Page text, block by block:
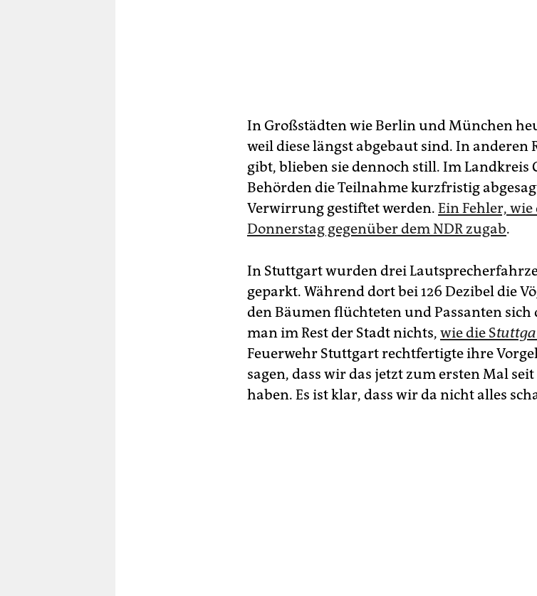
In Großstädten wie Berlin und München
weil diese längst abgebaut sind. In anderen
gibt, blieben sie dennoch still. Im Landkreis
Behörden die Teilnahme kurzfristig
Verwirrung gestiftet werden. Ein Fehler,
Donnerstag gegenüber dem NDR zugab.
In Stuttgart wurden drei
geparkt. Während dort bei 126 Dezibel die
den Bäumen flüchteten und Passanten
man im Rest der Stadt nichts, wie die S
Feuerwehr Stuttgart rechtfertigte ihre
sagen, dass wir das jetzt zum ersten Mal
haben. Es ist klar, dass wir da nicht alles